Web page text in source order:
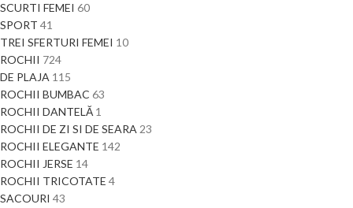
SCURTI FEMEI 60
SPORT 41
TREI SFERTURI FEMEI 10
ROCHII 724
DE PLAJA 115
ROCHII BUMBAC 63
ROCHII DANTELĂ 1
ROCHII DE ZI SI DE SEARA 23
ROCHII ELEGANTE 142
ROCHII JERSE 14
ROCHII TRICOTATE 4
SACOURI 43